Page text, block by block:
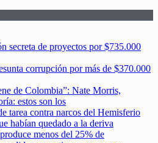
secreta de proyectos por $735.000
corrupción por más de $370.000
de Colombia”: Nate Morris,
estos son los
tarea contra narcos del Hemisferio
habían quedado a la deriva
menos del 25% de